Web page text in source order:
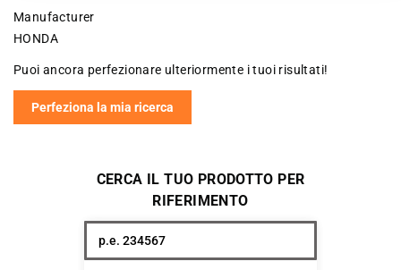
Manufacturer
HONDA
Puoi ancora perfezionare ulteriormente i tuoi risultati!
Perfeziona la mia ricerca
CERCA IL TUO PRODOTTO PER
RIFERIMENTO